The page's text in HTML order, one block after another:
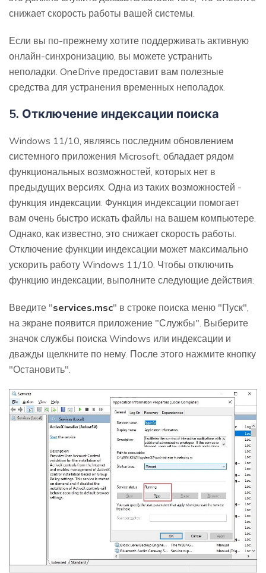
снижает скорость работы вашей системы.
Если вы по-прежнему хотите поддерживать активную
онлайн-синхронизацию, вы можете устранить
неполадки. OneDrive предоставит вам полезные
средства для устранения временных неполадок.
5. Отключение индексации поиска
Windows 11/10, являясь последним обновлением
системного приложения Microsoft, обладает рядом
функциональных возможностей, которых нет в
предыдущих версиях. Одна из таких возможностей -
функция индексации. Функция индексации помогает
вам очень быстро искать файлы на вашем компьютере.
Однако, как известно, это снижает скорость работы.
Отключение функции индексации может максимально
ускорить работу Windows 11/10. Чтобы отключить
функцию индексации, выполните следующие действия:
Введите "services.msc" в строке поиска меню "Пуск",
на экране появится приложение "Службы". Выберите
значок службы поиска Windows или индексации и
дважды щелкните по нему. После этого нажмите кнопку
"Остановить".